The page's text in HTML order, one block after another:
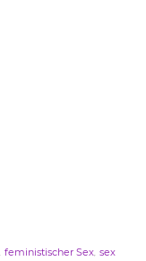
feministischer Sex sex